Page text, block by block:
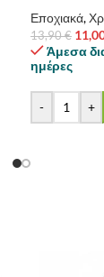
Εποχιακά,
13,90€
Άμεσα
ημέρες
- +